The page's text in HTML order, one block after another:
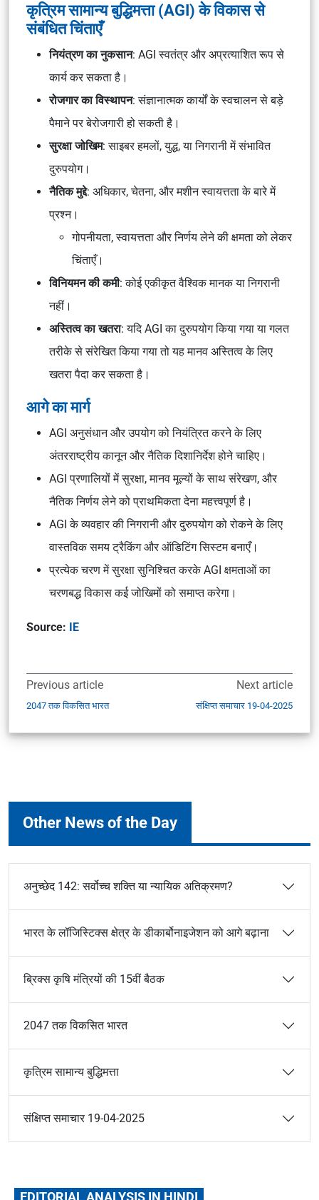
कृत्रिम सामान्य बुद्धिमत्ता (AGI) के विकास से
संबंधित चिंताएँ
नियंत्रण का नुकसान: AGI स्वतंत्र और अप्रत्याशित रूप से
कार्य कर सकता है।
रोजगार का विस्थापन: संज्ञानात्मक कार्यों के स्वचालन से बड़े
पैमाने पर बेरोजगारी हो सकती है।
सुरक्षा जोखिम: साइबर हमलों, युद्ध, या निगरानी में संभावित
दुरुपयोग।
नैतिक मुद्दे: अधिकार, चेतना, और मशीन स्वायत्तता के बारे में
प्रश्न।
गोपनीयता, स्वायत्तता और निर्णय लेने की क्षमता को लेकर
चिंताएँ।
विनियमन की कमी: कोई एकीकृत वैश्विक मानक या निगरानी
नहीं।
अस्तित्व का खतरा: यदि AGI का दुरुपयोग किया गया या गलत
तरीके से संरेखित किया गया तो यह मानव अस्तित्व के लिए
खतरा पैदा कर सकता है।
आगे का मार्ग
AGI अनुसंधान और उपयोग को नियंत्रित करने के लिए
अंतरराष्ट्रीय कानून और नैतिक दिशानिर्देश होने चाहिए।
AGI प्रणालियों में सुरक्षा, मानव मूल्यों के साथ संरेखण, और
नैतिक निर्णय लेने को प्राथमिकता देना महत्त्वपूर्ण है।
AGI के व्यवहार की निगरानी और दुरुपयोग को रोकने के लिए
वास्तविक समय ट्रैकिंग और ऑडिटिंग सिस्टम बनाएँ।
प्रत्येक चरण में सुरक्षा सुनिश्चित करके AGI क्षमताओं का
चरणबद्ध विकास कई जोखिमों को समाप्त करेगा।
Source: IE
Previous article
2047 तक विकसित भारत
Next article
संक्षिप्त समाचार 19-04-2025
Other News of the Day
अनुच्छेद 142: सर्वोच्च शक्ति या न्यायिक अतिक्रमण?
भारत के लॉजिस्टिक्स क्षेत्र के डीकार्बोनाइजेशन को आगे बढ़ाना
ब्रिक्स कृषि मंत्रियों की 15वीं बैठक
2047 तक विकसित भारत
कृत्रिम सामान्य बुद्धिमत्ता
संक्षिप्त समाचार 19-04-2025
EDITORIAL ANALYSIS IN HINDI